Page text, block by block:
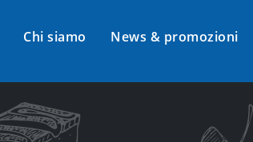
Chi siamo News & promozioni